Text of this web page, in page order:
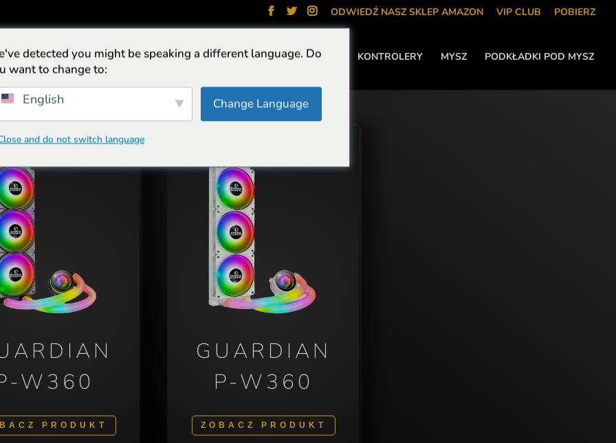
ODWIEDŹ NASZ SKLEP AMAZON VIP CLUB POBIERZ
KRZESŁA KLAWIATURY PAKIETY CHŁODZENIE KONTROLERY MYSZ PODKŁADKI POD MYSZ
W360
PRODUKT
GUARDIAN
P-W360
ZOBACZ PRODUKT
detected you might be speaking a different language. Do
want to change to:
English Change Language
and do not switch language